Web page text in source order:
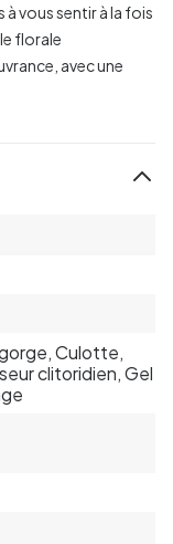
à vous sentir à la fois
florale
avec une
Culotte,
clitoridien, Gel